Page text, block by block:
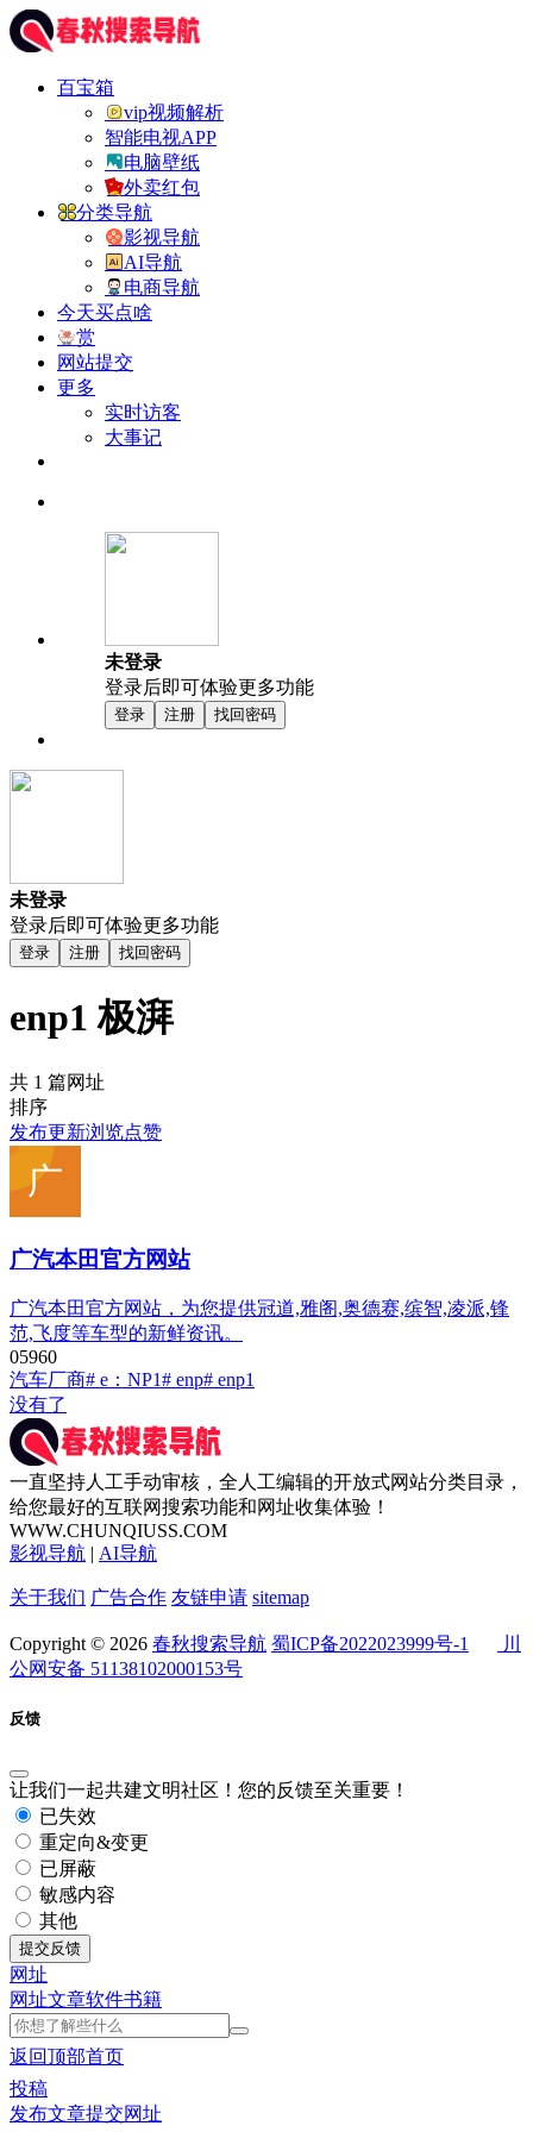
百宝箱
vip视频解析
智能电视APP
电脑壁纸
外卖红包
分类导航
影视导航
AI导航
电商导航
今天买点啥
赏
网站提交
更多
实时访客
大事记
未登录
登录后即可体验更多功能
登录 注册 找回密码
未登录
登录后即可体验更多功能
登录 注册 找回密码
enp1 极湃
共 1 篇网址
排序
发布更新浏览点赞
广汽本田官方网站
广汽本田官方网站，为您提供冠道,雅阁,奥德赛,缤智,凌派,锋
范,飞度等车型的新鲜资讯。
05960
汽车厂商# e：NP1# enp# enp1
没有了
一直坚持人工手动审核，全人工编辑的开放式网站分类目录，
给您最好的互联网搜索功能和网址收集体验！
WWW.CHUNQIUSS.COM
影视导航 | AI导航
关于我们 广告合作 友链申请 sitemap
Copyright © 2026 春秋搜索导航 蜀ICP备2022023999号-1
川
公网安备 51138102000153号
反馈
让我们一起共建文明社区！您的反馈至关重要！
已失效
重定向&变更
已屏蔽
敏感内容
其他
提交反馈
网址
网址文章软件书籍
返回顶部首页
投稿
发布文章提交网址